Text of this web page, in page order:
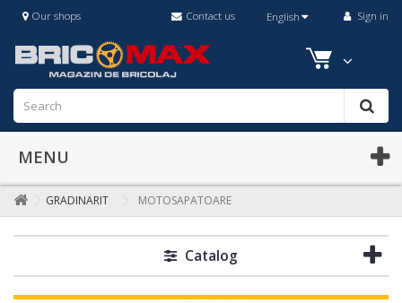
Sign in
English
Contact us
Our shops
MENU
GRADINARIT MOTOSAPATOARE
Catalog